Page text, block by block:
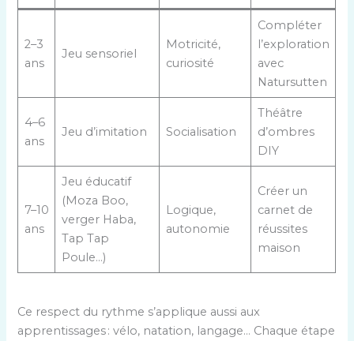
2–3
ans
Jeu sensoriel
Motricité,
curiosité
Compléter
l’exploration
avec
Natursutten
4–6
ans
Jeu d’imitation Socialisation
Théâtre
d’ombres
DIY
7–10
ans
Jeu éducatif
(Moza Boo,
verger Haba,
Tap Tap
Poule…)
Logique,
autonomie
Créer un
carnet de
réussites
maison
Ce respect du rythme s’applique aussi aux
apprentissages : vélo, natation, langage… Chaque étape